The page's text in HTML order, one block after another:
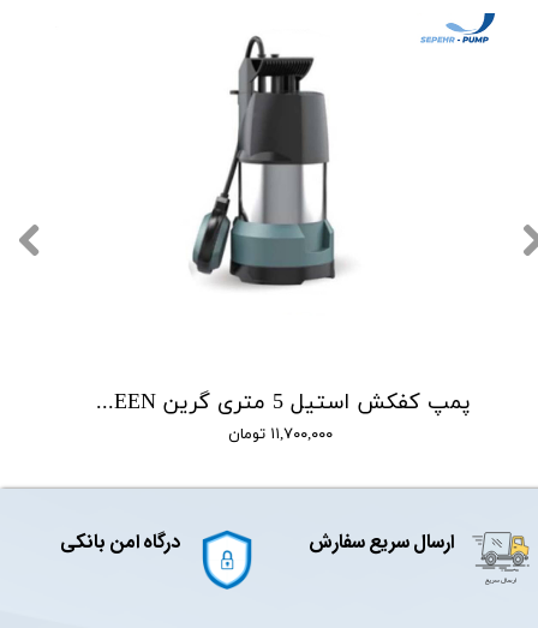
پمپ کفکش استیل 5 متری گرین GREEN مدل GPS250F
۱۱,۷۰۰,۰۰۰ تومان
ارسال سریع سفارش درگاه امن بانکی